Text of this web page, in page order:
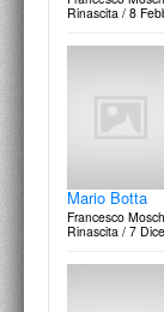
Franz Prati
Francesco
Rinascita / 8
Mario Botta
Francesco
Rinascita / 7